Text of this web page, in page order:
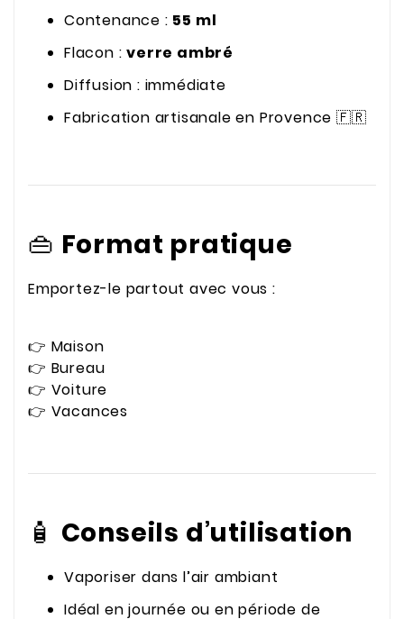
Contenance : 55 ml
Flacon :verre ambré
Diffusion : immédiate
Fabrication artisanale en Provence 🇫🇷
👜 Format pratique
Emportez-le partout avec vous :
👉 Maison
👉 Bureau
👉 Voiture
👉 Vacances
🧴 Conseils d’utilisation
Vaporiser dans l’air ambiant
Idéal en journée ou en période de